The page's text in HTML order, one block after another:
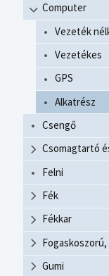
Computer
Vezeték
Vezetékes
GPS
Alkatrész
Csengő
Csomagtartó
Felni
Fék
Fékkar
Gumi